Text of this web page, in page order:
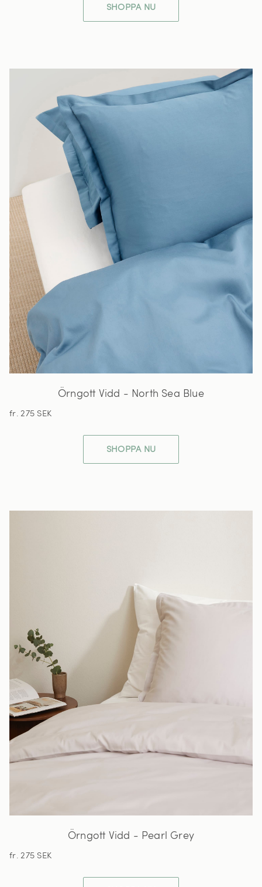
SHOPPA NU
Örngott Vidd - North Sea Blue
fr. 275 SEK
SHOPPA NU
Örngott Vidd - Pearl Grey
fr. 275 SEK